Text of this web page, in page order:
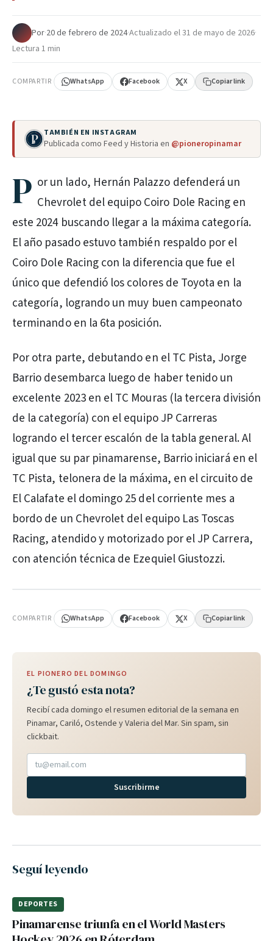
Por·20 de febrero de 2024·Actualizado el31 de mayo de 2026·
Lectura 1 min
COMPARTIR WhatsApp Facebook X Copiar link
TAMBIÉN EN INSTAGRAM
Publicada como Feed y Historia en @pioneropinamar
P or un lado, Hernán Palazzo defenderá un
Chevrolet del equipo Coiro Dole Racing en
este 2024 buscando llegar a la máxima categoría.
El año pasado estuvo también respaldo por el
Coiro Dole Racing con la diferencia que fue el
único que defendió los colores de Toyota en la
categoría, logrando un muy buen campeonato
terminando en la 6ta posición.
Por otra parte, debutando en el TC Pista, Jorge
Barrio desembarca luego de haber tenido un
excelente 2023 en el TC Mouras (la tercera división
de la categoría) con el equipo JP Carreras
logrando el tercer escalón de la tabla general. Al
igual que su par pinamarense, Barrio iniciará en el
TC Pista, telonera de la máxima, en el circuito de
El Calafate el domingo 25 del corriente mes a
bordo de un Chevrolet del equipo Las Toscas
Racing, atendido y motorizado por el JP Carrera,
con atención técnica de Ezequiel Giustozzi.
COMPARTIR WhatsApp Facebook X Copiar link
EL PIONERO DEL DOMINGO
¿Te gustó esta nota?
Recibí cada domingo el resumen editorial de la semana en
Pinamar, Cariló, Ostende y Valeria del Mar. Sin spam, sin
clickbait.
Suscribirme
Seguí leyendo
DEPORTES
Pinamarense triunfa en el World Masters